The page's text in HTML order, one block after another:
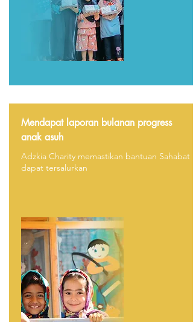
Mendapat laporan bulanan progress
anak asuh
Adzkia Charity memastikan bantuan Sahabat
dapat tersalurkan